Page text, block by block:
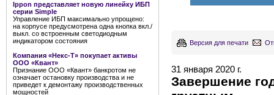
Ippon представляет новую линейку ИБП
серии Simple
Управление ИБП максимально упрощено:
на корпусе предусмотрена одна кнопка вкл./
выкл. со встроенным светодиодным
индикатором состояния
Компания «Некс-Т» покупает активы
ООО «Квант»
Признание ООО «Квант» банкротом не
означает остановку производства и не
приведет к демонтажу производственных
мощностей
Версия для печати
31 января 2020 г.
Завершение